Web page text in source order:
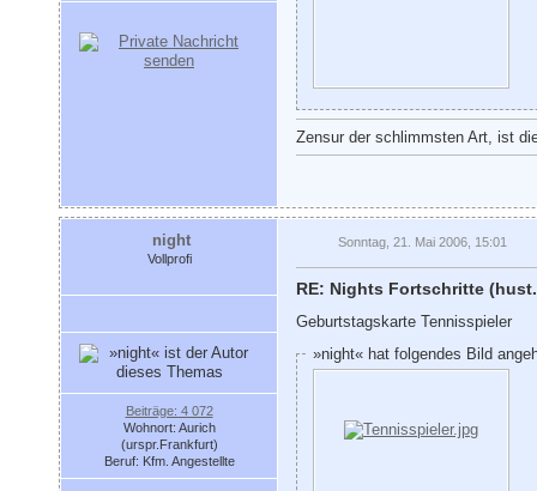
Zensur der schlimmsten Art, ist
night
Vollprofi
Beiträge: 4 072
Wohnort: Aurich
(urspr.Frankfurt)
Beruf: Kfm. Angestellte
Sonntag, 21. Mai 2006, 15:01
RE: Nights Fortschritte
Geburtstagskarte Tennisspieler
»night« hat folgendes Bild